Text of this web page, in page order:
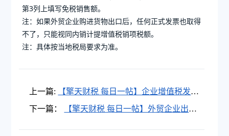
第3列上填写免税销售额。
注：如果外贸企业购进货物出口后，任何正式发票也取得
不了，只能视同内销计提增值税销项税额。
注：具体按当地税局要求为准。
上一篇:
【擎天财税 每日一帖】企业增值税发票
抵扣联丢失了，如何申报退税？
下一篇：
【擎天财税 每日一帖】外贸企业出口